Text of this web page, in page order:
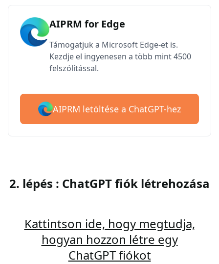
AIPRM for Edge
Támogatjuk a Microsoft Edge-et is.
Kezdje el ingyenesen a több mint 4500
felszólítással.
AIPRM letöltése a ChatGPT-hez
2. lépés : ChatGPT fiók létrehozása
Kattintson ide, hogy megtudja,
hogyan hozzon létre egy
ChatGPT fiókot